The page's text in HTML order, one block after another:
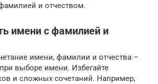
и отчеством.
имени с фамилией и
имени, фамилии и отчества –
выборе имени. Избегайте
и сложных сочетаний. Например,